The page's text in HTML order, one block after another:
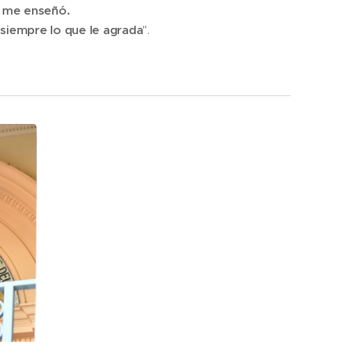
enseñó.
lo que le agrada".